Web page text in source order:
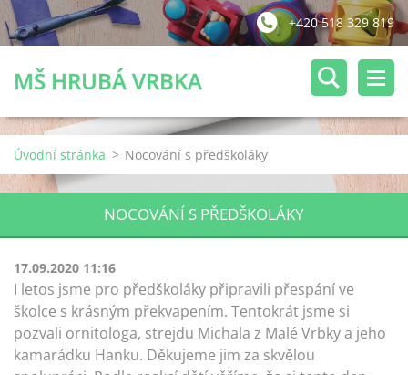
+420 518 329 819
MŠ HRUBÁ VRBKA
Úvodní stránka > Nocování s předškoláky
NOCOVÁNÍ S PŘEDŠKOLÁKY
17.09.2020 11:16
I letos jsme pro předškoláky připravili přespání ve
školce s krásným překvapením. Tentokrát jsme si
pozvali ornitologa, strejdu Michala z Malé Vrbky a jeho
kamarádku Hanku. Děkujeme jim za skvělou